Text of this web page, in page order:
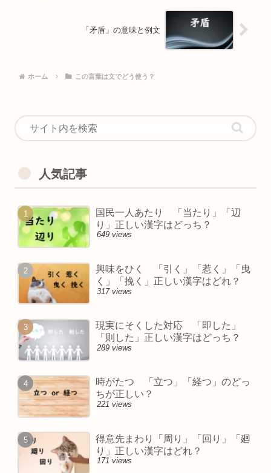
「矛盾」の意味と例文
ホーム この言葉は文でどう使う？
人気記事
国民一人あたり 「当たり」「辺
り」正しい漢字はどっち？
649 views
興味をひく 「引く」「惹く」「曳
く」「挽く」正しい漢字はどれ？
317 views
現実にそくした対応 「即した」
「則した」正しい漢字はどっち？
289 views
時がたつ 「立つ」「経つ」のどっ
ちが正しい？
221 views
得意先まわり「周り」「回り」「廻
り」正しい漢字はどれ？
171 views